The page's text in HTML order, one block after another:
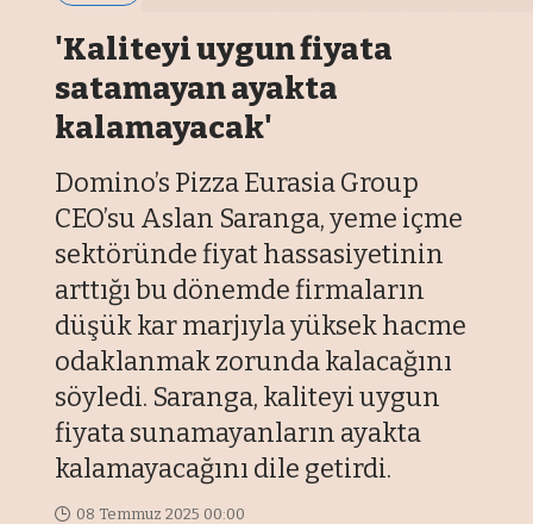
'Kaliteyi uygun fiyata
satamayan ayakta
kalamayacak'
Domino’s Pizza Eurasia Group
CEO’su Aslan Saranga, yeme içme
sektöründe fiyat hassasiyetinin
arttığı bu dönemde firmaların
düşük kar marjıyla yüksek hacme
odaklanmak zorunda kalacağını
söyledi. Saranga, kaliteyi uygun
fiyata sunamayanların ayakta
kalamayacağını dile getirdi.
08 Temmuz 2025 00:00